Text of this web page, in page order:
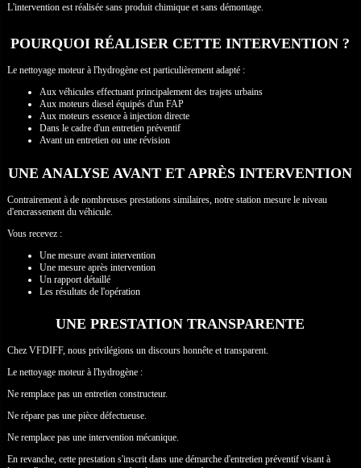
L'intervention est réalisée sans produit chimique et sans démontage.
POURQUOI RÉALISER CETTE INTERVENTION ?
Le nettoyage moteur à l'hydrogène est particulièrement adapté :
Aux véhicules effectuant principalement des trajets urbains
Aux moteurs diesel équipés d'un FAP
Aux moteurs essence à injection directe
Dans le cadre d'un entretien préventif
Avant un entretien ou une révision
UNE ANALYSE AVANT ET APRÈS INTERVENTION
Contrairement à de nombreuses prestations similaires, notre station mesure le niveau
d'encrassement du véhicule.
Vous recevez :
Une mesure avant intervention
Une mesure après intervention
Un rapport détaillé
Les résultats de l'opération
UNE PRESTATION TRANSPARENTE
Chez VFDIFF, nous privilégions un discours honnête et transparent.
Le nettoyage moteur à l'hydrogène :
Ne remplace pas un entretien constructeur.
Ne répare pas une pièce défectueuse.
Ne remplace pas une intervention mécanique.
En revanche, cette prestation s'inscrit dans une démarche d'entretien préventif visant à